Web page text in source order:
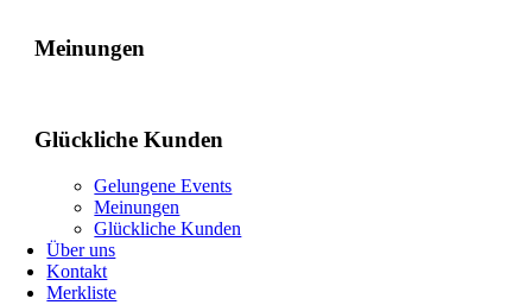
Meinungen
Glückliche Kunden
Gelungene Events
Meinungen
Glückliche Kunden
Über uns
Kontakt
Merkliste